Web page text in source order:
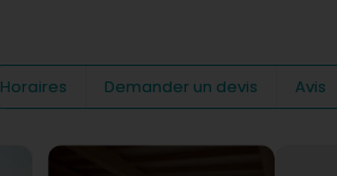
Horaires Demander un devis Avis